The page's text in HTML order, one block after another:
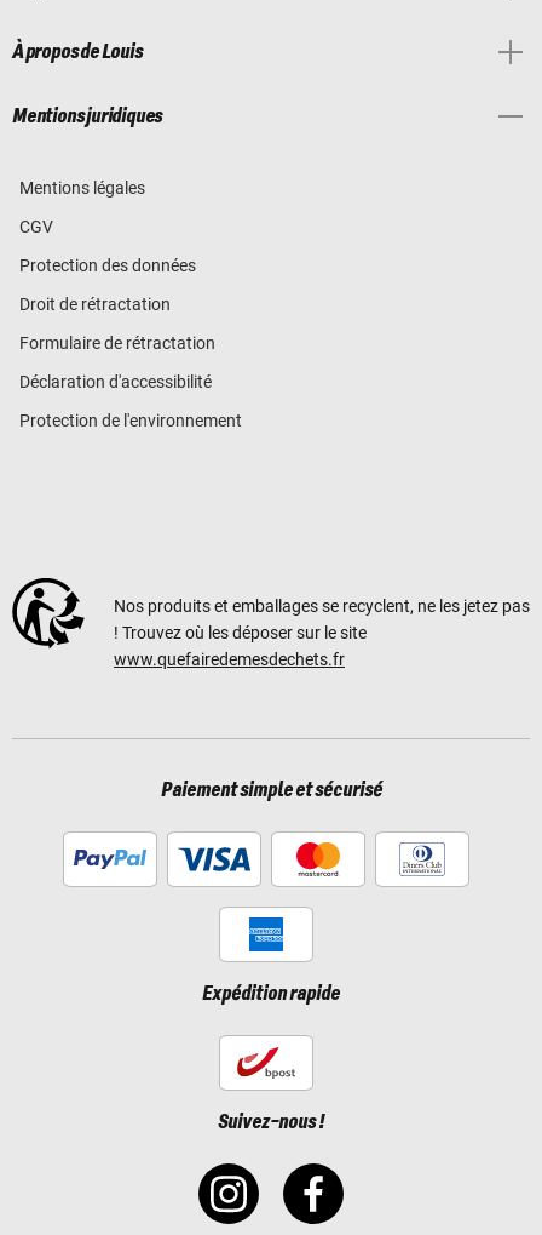
À propos de Louis
Mentions juridiques
Mentions légales
CGV
Protection des données
Droit de rétractation
Formulaire de rétractation
Déclaration d'accessibilité
Protection de l'environnement
Nos produits et emballages se recyclent, ne les jetez pas
! Trouvez où les déposer sur le site
www.quefairedemesdechets.fr
Paiement simple et sécurisé
Expédition rapide
Suivez-nous !